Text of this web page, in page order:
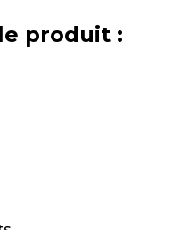
produit :